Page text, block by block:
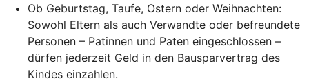
Ob Geburtstag, Taufe, Ostern oder Weihnachten:
Sowohl Eltern als auch Verwandte oder befreundete
Personen – Patinnen und Paten eingeschlossen –
dürfen jederzeit Geld in den Bausparvertrag des
Kindes einzahlen.